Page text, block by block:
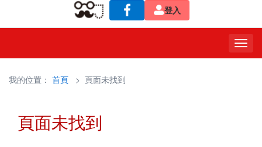
登入
我的位置： 首頁 > 頁面未找到
頁面未找到